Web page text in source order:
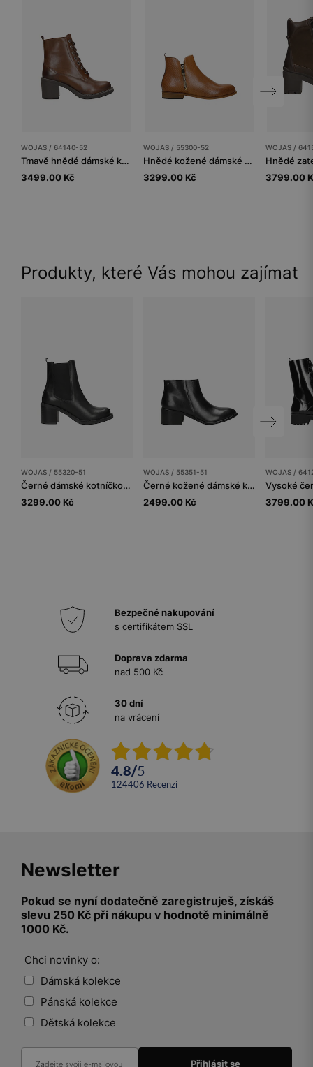
WOJAS / 64140-52
Tmavě hnědé dámské kožené kotníkové boty na podpatku
3499.00 Kč
WOJAS / 55300-52
Hnědé kožené dámské kotníčkové boty na zip
3299.00 Kč
WOJAS /
3799.00
Produkty, které Vás mohou zajímat
WOJAS / 55320-51
Černé dámské kotníčkové boty z lícové kůže
3299.00 Kč
WOJAS / 55351-51
Černé kožené dámské kotníčkové boty s nízkým svrškem
2499.00 Kč
WOJAS /
3799.00
Bezpečné nakupování
s certifikátem SSL
Doprava zdarma
nad 500 Kč
30 dní
na vrácení
4.8/5
124406 recenzí
Newsletter
Pokud se nyní dodatečně zaregistruješ, získáš
slevu 250 Kč při nákupu v hodnotě minimálně
1000 Kč.
Chci novinky o:
Dámská kolekce
Pánská kolekce
Dětská kolekce